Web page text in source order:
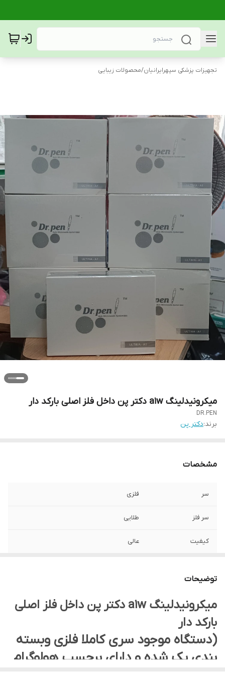
تجهیزات پزشکی سپهرایرانیان/محصولات زیبایی
میکرونیدلینگ a1w دکتر پن داخل فلز اصلی بارکد دار
DR.PEN
برند:دکتر پن
مشخصات
سر فلزی
سر فلز طلایی
کیفیت عالی
توضیحات
میکرونیدلینگ a1w دکتر پن داخل فلز اصلی
بارکد دار
(دستگاه موجود سری کاملا فلزی وبسته
بندی پک شده و دارای برچسب هولوگرام